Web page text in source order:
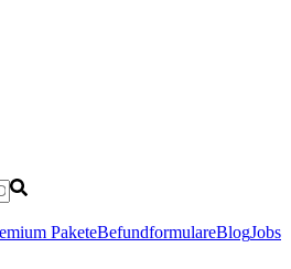
PaketeBefundformulareBlogJobs